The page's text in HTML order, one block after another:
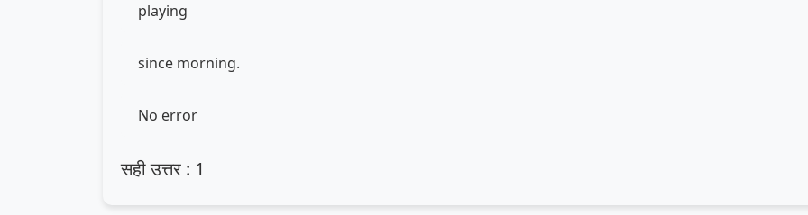
playing
since morning.
No error
सही उत्तर : 1